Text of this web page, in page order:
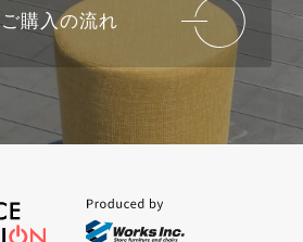
ご購入の流れ